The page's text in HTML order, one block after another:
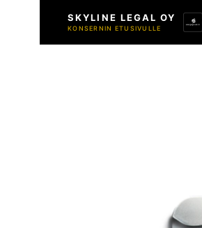
SKYLINE LEGAL OY
KONSERNIN ETUSIVULLE